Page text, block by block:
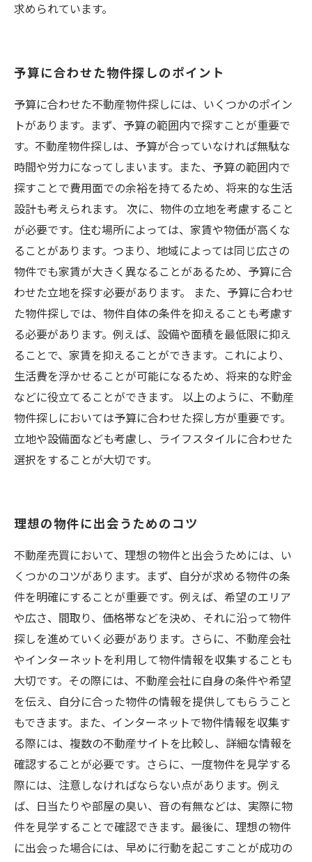
求められています。
予算に合わせた物件探しのポイント
予算に合わせた不動産物件探しには、いくつかのポイン
トがあります。まず、予算の範囲内で探すことが重要で
す。不動産物件探しは、予算が合っていなければ無駄な
時間や労力になってしまいます。また、予算の範囲内で
探すことで費用面での余裕を持てるため、将来的な生活
設計も考えられます。 次に、物件の立地を考慮すること
が必要です。住む場所によっては、家賃や物価が高くな
ることがあります。つまり、地域によっては同じ広さの
物件でも家賃が大きく異なることがあるため、予算に合
わせた立地を探す必要があります。 また、予算に合わせ
た物件探しでは、物件自体の条件を抑えることも考慮す
る必要があります。例えば、設備や面積を最低限に抑え
ることで、家賃を抑えることができます。これにより、
生活費を浮かせることが可能になるため、将来的な貯金
などに役立てることができます。 以上のように、不動産
物件探しにおいては予算に合わせた探し方が重要です。
立地や設備面なども考慮し、ライフスタイルに合わせた
選択をすることが大切です。
理想の物件に出会うためのコツ
不動産売買において、理想の物件と出会うためには、い
くつかのコツがあります。まず、自分が求める物件の条
件を明確にすることが重要です。例えば、希望のエリア
や広さ、間取り、価格帯などを決め、それに沿って物件
探しを進めていく必要があります。さらに、不動産会社
やインターネットを利用して物件情報を収集することも
大切です。その際には、不動産会社に自身の条件や希望
を伝え、自分に合った物件の情報を提供してもらうこと
もできます。また、インターネットで物件情報を収集す
る際には、複数の不動産サイトを比較し、詳細な情報を
確認することが必要です。さらに、一度物件を見学する
際には、注意しなければならない点があります。例え
ば、日当たりや部屋の臭い、音の有無などは、実際に物
件を見学することで確認できます。最後に、理想の物件
に出会った場合には、早めに行動を起こすことが成功の